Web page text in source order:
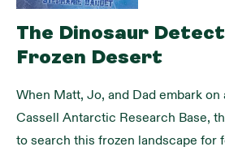
The Dinosaur
Frozen Desert
When Matt, Jo, and Dad embark
Cassell Antarctic Research Base,
to search this frozen landscape for